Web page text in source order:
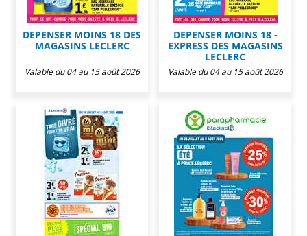
DEPENSER MOINS 18 DES
MAGASINS LECLERC
Valable du 04 au 15 août 2026
DEPENSER MOINS 18 -
EXPRESS DES MAGASINS
LECLERC
Valable du 04 au 15 août 2026